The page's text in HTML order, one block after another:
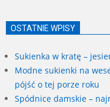
OSTATNIE WPISY
Sukienka w kratę –
Modne sukienki na
pójść o tej porze roku
Spódnice damskie –